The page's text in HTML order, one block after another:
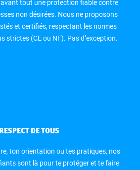
avant tout une protection fiable contre
non désirées. Nous ne proposons
et certifiés, respectant les normes
strictes (CE ou NF). Pas d’exception.
DE TOUS
ton orientation ou tes pratiques, nos
sont là pour te protéger et te faire